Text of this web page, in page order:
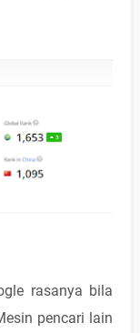
rasanya bila
pencari lain